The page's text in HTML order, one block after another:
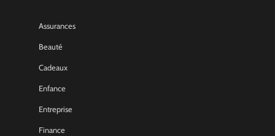
Assurances
Beauté
Cadeaux
Enfance
Entreprise
Finance